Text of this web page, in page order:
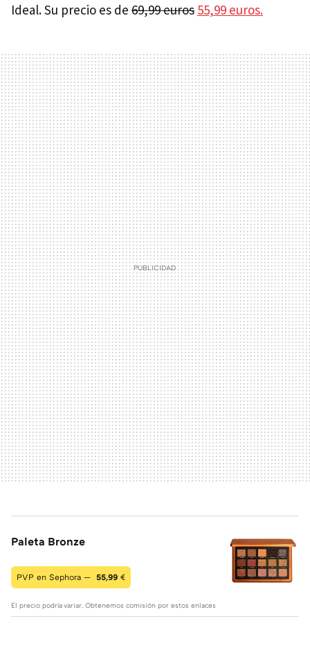
Ideal. Su precio es de 69,99 euros 55,99 euros.
Paleta Bronze
PVP en Sephora — 55,99 €
El precio podría variar. Obtenemos comisión por estos enlaces